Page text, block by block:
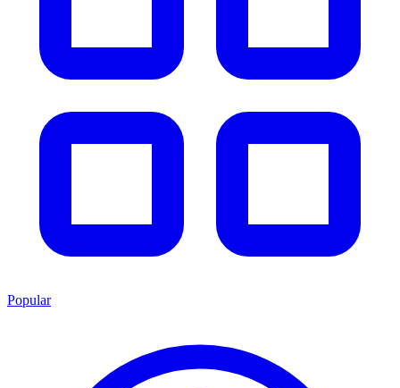
Popular